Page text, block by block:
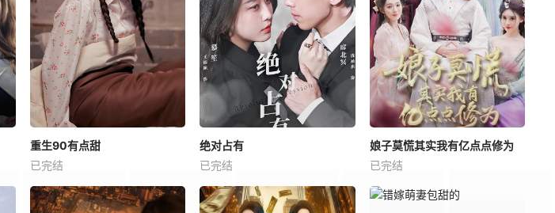
重生90有点甜
已完结
绝对占有
已完结
娘子莫慌其实我有亿点点修为
已完结